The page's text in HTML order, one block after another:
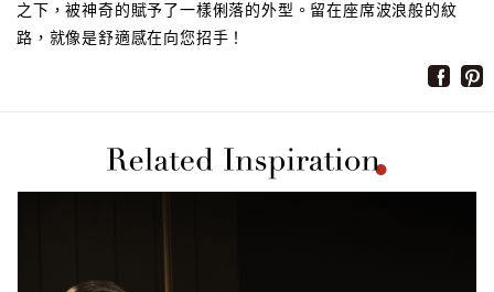
之下，被神奇的賦予了一樣俐落的外型。留在座席波浪般的紋
路，就像是舒適感在向您招手！